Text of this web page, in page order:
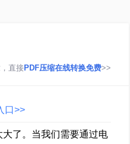
直接PDF压缩在线转换免费>>
口>>
了。当我们需要通过电